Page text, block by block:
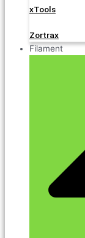
xTools
Zortrax
Filament